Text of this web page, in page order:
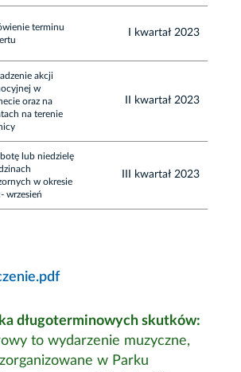
terminu
I kwartał 2023
akcji
w
oraz na
na terenie
II kwartał 2023
lub niedzielę
w okresie
wrzesień
III kwartał 2023
długoterminowych skutków:
to wydarzenie muzyczne,
w Parku